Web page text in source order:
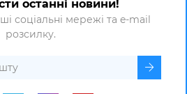
останні новини!
соціальні мережі та e-mail
розсилку.